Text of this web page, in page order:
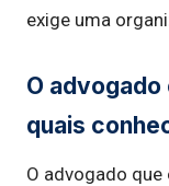
exige uma
O
quais
O advogado